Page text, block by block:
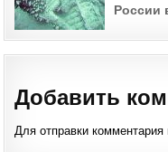
России
Добавить
Для отправки